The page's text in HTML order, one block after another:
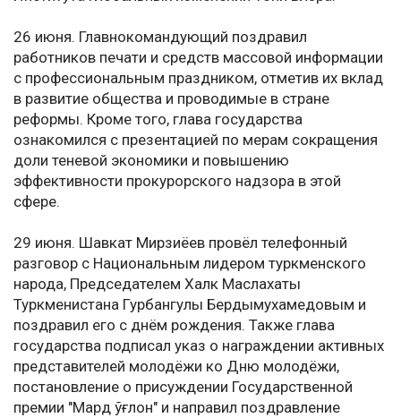
26 июня. Главнокомандующий поздравил
работников печати и средств массовой информации
с профессиональным праздником, отметив их вклад
в развитие общества и проводимые в стране
реформы. Кроме того, глава государства
ознакомился с презентацией по мерам сокращения
доли теневой экономики и повышению
эффективности прокурорского надзора в этой
сфере.
29 июня. Шавкат Мирзиёев провёл телефонный
разговор с Национальным лидером туркменского
народа, Председателем Халк Маслахаты
Туркменистана Гурбангулы Бердымухамедовым и
поздравил его с днём рождения. Также глава
государства подписал указ о награждении активных
представителей молодёжи ко Дню молодёжи,
постановление о присуждении Государственной
премии "Мард ўғлон" и направил поздравление